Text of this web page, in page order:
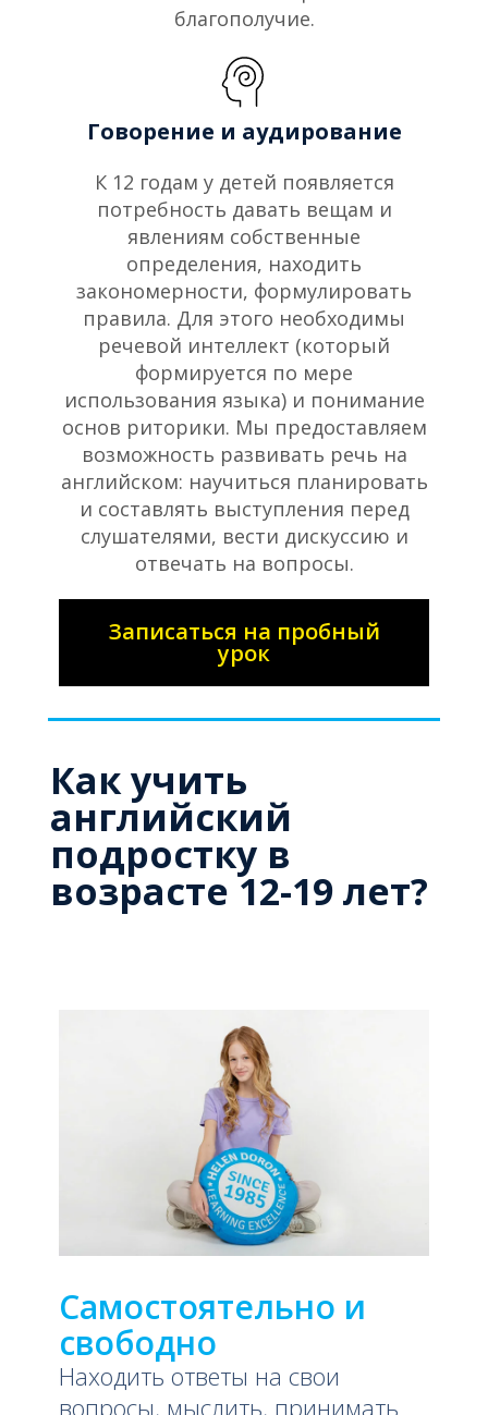
благополучие.
Говорение и аудирование
К 12 годам у детей появляется
потребность давать вещам и
явлениям собственные
определения, находить
закономерности, формулировать
правила. Для этого необходимы
речевой интеллект (который
формируется по мере
использования языка) и понимание
основ риторики. Мы предоставляем
возможность развивать речь на
английском: научиться планировать
и составлять выступления перед
слушателями, вести дискуссию и
отвечать на вопросы.
Записаться на пробный
урок
Как учить
английский
подростку в
возрасте 12-19 лет?
Самостоятельно и
свободно
Находить ответы на свои
вопросы, мыслить, принимать